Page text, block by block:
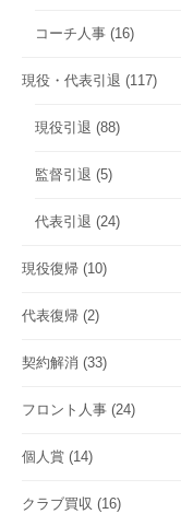
コーチ人事 (16)
現役・代表引退 (117)
現役引退 (88)
監督引退 (5)
代表引退 (24)
現役復帰 (10)
代表復帰 (2)
契約解消 (33)
フロント人事 (24)
個人賞 (14)
クラブ買収 (16)